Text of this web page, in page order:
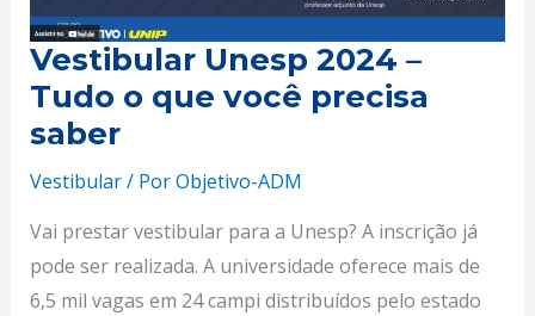
Vestibular Unesp 2024 –
Tudo o que você precisa
saber
Vestibular/ PorObjetivo-ADM
Vai prestar vestibular para a Unesp? A inscrição já
pode ser realizada. A universidade oferece mais de
6,5 mil vagas em 24 campi distribuídos pelo estado
precisa
saber